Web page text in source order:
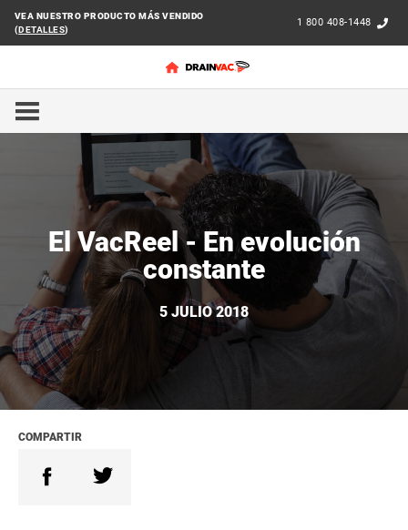
VEA NUESTRO PRODUCTO MÁS VENDIDO
(DETALLES)
1 800 408-1448
INICIO
El VacReel - En evolución
constante
5 JULIO 2018
COMPARTIR